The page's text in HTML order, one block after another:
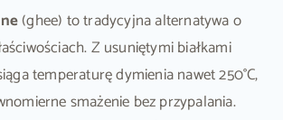
(ghee) to tradycyjna alternatywa o
Z usuniętymi białkami
temperaturę dymienia nawet 250°C,
smażenie bez przypalania.